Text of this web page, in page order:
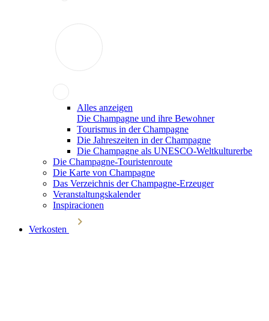
Alles anzeigen
Die Champagne und ihre Bewohner
Tourismus in der Champagne
Die Jahreszeiten in der Champagne
Die Champagne als UNESCO-Weltkulturerbe
Die Champagne-Touristenroute
Die Karte von Champagne
Das Verzeichnis der Champagne-Erzeuger
Veranstaltungskalender
Inspiracionen
Verkosten